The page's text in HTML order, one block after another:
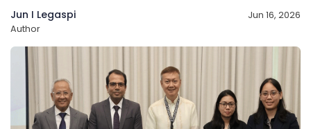
Jun I Legaspi
Author
Jun 16, 2026